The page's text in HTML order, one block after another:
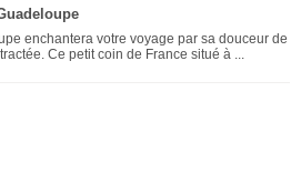
enchantera votre voyage par sa douceur de
Ce petit coin de France situé à ...